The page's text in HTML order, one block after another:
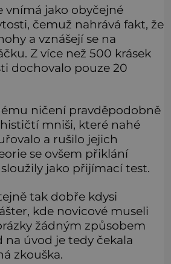
vnímá jako obyčejné
čemuž nahrává fakt, že
a vznášejí se na
Z více než 500 krásek
dochovalo pouze 20
ničení pravděpodobně
mniši, které nahé
a rušilo jejich
se ovšem přiklání
sloužily jako přijímací test.
tak dobře kdysi
kde novicové museli
žádným způsobem
na úvod je tedy čekala
zkouška.